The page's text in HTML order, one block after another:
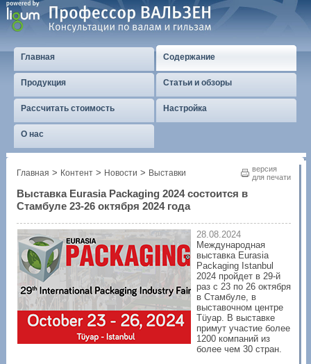
Главная Содержание
Продукция Статьи и обзоры
Рассчитать стоимость Настройка
О нас
версия
для печати
Главная > Контент > Новости > Выставки
Выставка Eurasia Packaging 2024 состоится в
Стамбуле 23-26 октября 2024 года
28.08.2024
Международная
выставка Eurasia
Packaging Istanbul
2024 пройдет в 29-й
раз с 23 по 26 октября
в Стамбуле, в
выставочном центре
Tüyap. В выставке
примут участие более
1200 компаний из
более чем 30 стран.